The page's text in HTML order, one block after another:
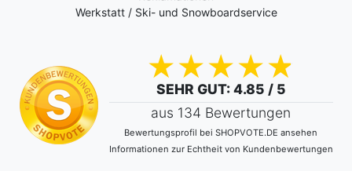
Werkstatt / Ski- und Snowboardservice
SEHR GUT: 4.85 / 5
aus 134 Bewertungen
Bewertungsprofil bei SHOPVOTE.DE ansehen
Informationen zur Echtheit von Kundenbewertungen